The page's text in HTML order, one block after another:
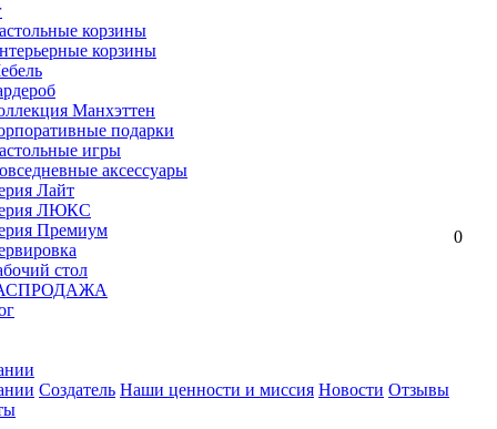
корзины
корзины
Манхэттен
подарки
игры
аксессуары
Лайт
ЛЮКС
Премиум
стол
Создатель Наши ценности и миссия Новости Отзывы
0